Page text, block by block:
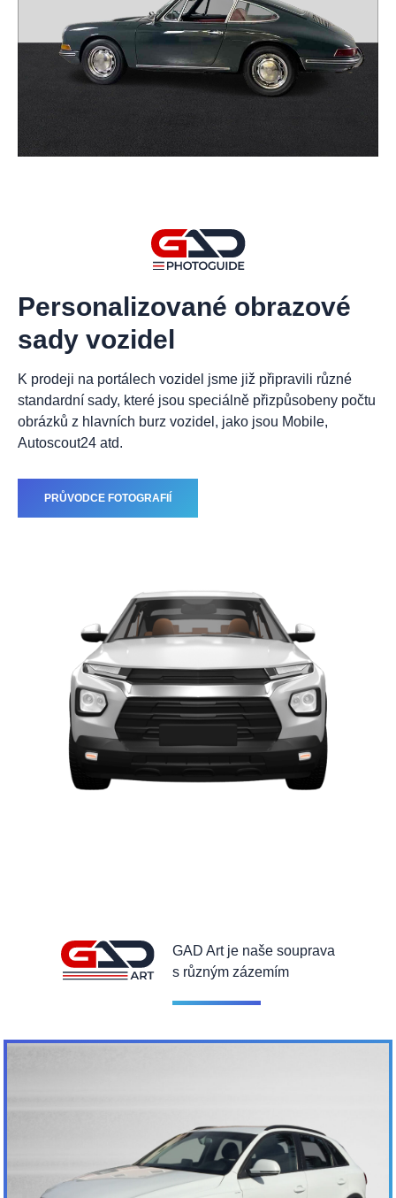
Personalizované obrazové
sady vozidel
K prodeji na portálech vozidel jsme již připravili různé
standardní sady, které jsou speciálně přizpůsobeny počtu
obrázků z hlavních burz vozidel, jako jsou Mobile,
Autoscout24 atd.
PRŮVODCE FOTOGRAFIÍ
GAD Art je naše souprava
s různým zázemím